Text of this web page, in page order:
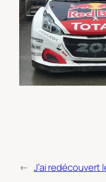
← J’ai redécouvert